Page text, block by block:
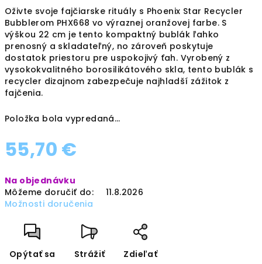
Oživte svoje fajčiarske rituály s Phoenix Star Recycler
Bubblerom PHX668 vo výraznej oranžovej farbe. S
výškou 22 cm je tento kompaktný bublák ľahko
prenosný a skladateľný, no zároveň poskytuje
dostatok priestoru pre uspokojivý ťah. Vyrobený z
vysokokvalitného borosilikátového skla, tento bublák s
recycler dizajnom zabezpečuje najhladší zážitok z
fajčenia.
Položka bola vypredaná…
55,70 €
cena:
Na objednávku
Môžeme doručiť do:
11.8.2026
Možnosti doručenia
Opýtať sa Strážiť Zdieľať